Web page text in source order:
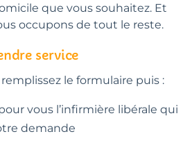
que vous souhaitez. Et
occupons de tout le reste.
service
le formulaire puis :
vous l’infirmière libérale qui
demande